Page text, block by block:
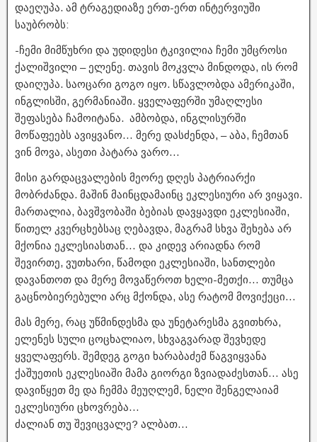
დაეღუპა. ამ ტრაგედიაზე ერთ-ერთ ინტერვიუში
საუბრობს:
-ჩემი მიმწუხრი და უდიდესი ტკივილია ჩემი უმცროსი
ქალიშვილი – ელენე. თავის მოკვლა მინდოდა, ის რომ
დაიღუპა. საოცარი გოგო იყო. სწავლობდა ამერიკაში,
ინგლისში, გერმანიაში. ყველაფერში უმაღლესი
შეფასება ჩამოიტანა. ამბობდა, ინგლისურში
მოწაფეებს ავიყვანო… მერე დასძენდა, – აბა, ჩემთან
ვინ მოვა, ასეთი პატარა ვარო…
მისი გარდაცვალების მეორე დღეს პატრიარქი
მობრძანდა. მაშინ მაინცდამაინც ეკლესიური არ ვიყავი.
მართალია, ბავშვობაში ბებიას დავყავდი ეკლესიაში,
წითელ კვერცხებსაც ღებავდა, მაგრამ სხვა შეხება არ
მქონია ეკლესიასთან… და კიდევ არიადნა რომ
შევირთე, ვუთხარი, წამოდი ეკლესიაში, სანთლები
დავანთოთ და მერე მოვაწეროთ ხელი-მეთქი… თუმცა
გაცნობიერებული არც მქონდა, ასე რატომ მოვიქეცი…
მას მერე, რაც უწმინდესმა და უნეტარესმა გვითხრა,
ელენეს სული ცოცხალიაო, სხვაგვარად შევხედე
ყველაფერს. შემდეგ გოგი ხარაბაძემ წაგვიყვანა
ქაშუეთის ეკლესიაში მამა გიორგი ზვიადაძესთან… ასე
დავიწყეთ მე და ჩემმა მეუღლემ, ნელი შენგელაიამ
ეკლესიური ცხოვრება…
ძალიან თუ შევიცვალე? ალბათ…